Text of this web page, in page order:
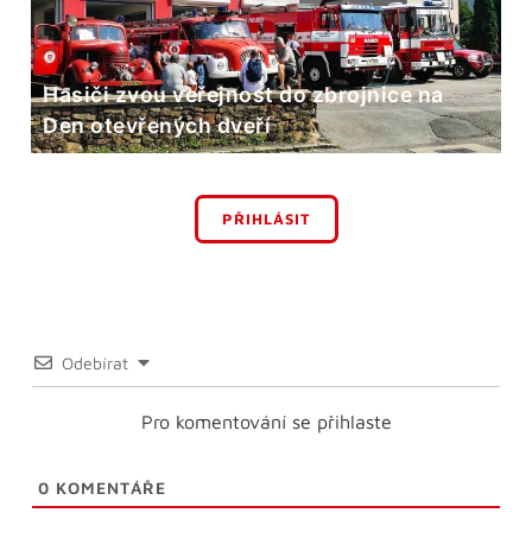
Hasiči zvou veřejnost do zbrojnice na
Den otevřených dveří
PŘIHLÁSIT
Odebírat
Pro komentování se přihlaste
0 KOMENTÁŘE